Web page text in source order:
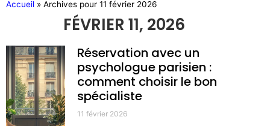
Accueil » Archives pour 11 février 2026
FÉVRIER 11, 2026
Réservation avec un
psychologue parisien :
comment choisir le bon
spécialiste
11 février 2026